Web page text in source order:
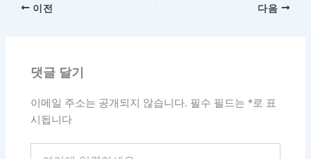
이전 다음
댓글 달기
이메일 주소는 공개되지 않습니다. 필수 필드는 *로 표
시됩니다